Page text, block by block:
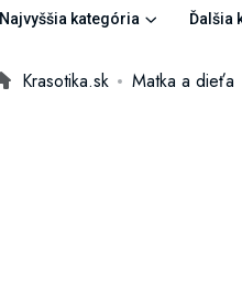
Najvyššia kategória Ďalšia
Krasotika.sk Matka a dieťa